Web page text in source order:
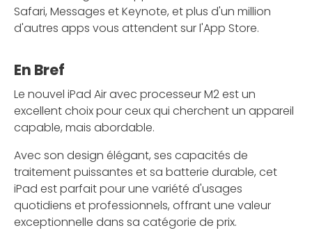
Safari, Messages et Keynote, et plus d'un million
d'autres apps vous attendent sur l'App Store.
En Bref
Le nouvel iPad Air avec processeur M2 est un
excellent choix pour ceux qui cherchent un appareil
capable, mais abordable.
Avec son design élégant, ses capacités de
traitement puissantes et sa batterie durable, cet
iPad est parfait pour une variété d'usages
quotidiens et professionnels, offrant une valeur
exceptionnelle dans sa catégorie de prix.